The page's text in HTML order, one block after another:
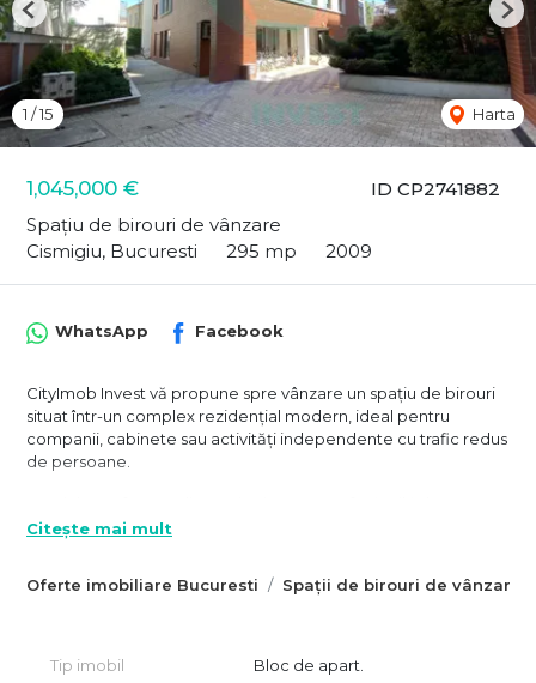
ID CP2741882
1,045,000 €
Spațiu de birouri de vânzare
Cismigiu, Bucuresti
295 mp 2009
1 /15 Harta
Previous
Oferte imobiliare Bucuresti Spații de birouri de vânzare
WhatsApp Facebook
CityImob Invest vă propune spre vânzare un spațiu de birouri
situat într-un complex rezidențial modern, ideal pentru
companii, cabinete sau activități independente cu trafic redus
de persoane.
mp, din care 249 mp open space, 6 grupuri sanitare și 3
Prima unitate are: suprafață utilă de 79,87 mp, din care 63,52
space, 2 grupuri sanitare și o bucătărie închisă
Citește mai mult
Tip imobil Bloc de apart.